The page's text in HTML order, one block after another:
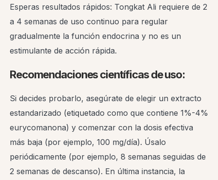
Esperas resultados rápidos: Tongkat Ali requiere de 2
a 4 semanas de uso continuo para regular
gradualmente la función endocrina y no es un
estimulante de acción rápida.
Recomendaciones científicas de uso:
Si decides probarlo, asegúrate de elegir un extracto
estandarizado (etiquetado como que contiene 1%-4%
eurycomanona) y comenzar con la dosis efectiva
más baja (por ejemplo, 100 mg/día). Úsalo
periódicamente (por ejemplo, 8 semanas seguidas de
2 semanas de descanso). En última instancia, la